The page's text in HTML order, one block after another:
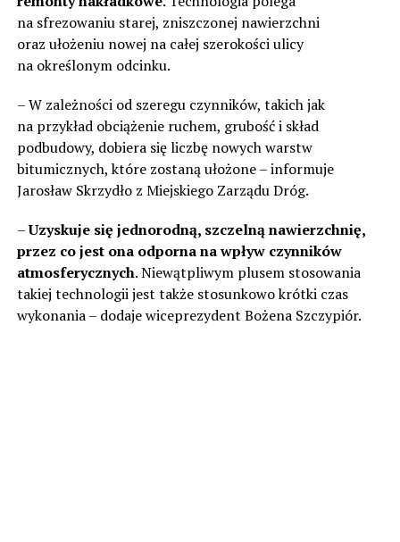
na sfrezowaniu starej, zniszczonej nawierzchni
oraz ułożeniu nowej na całej szerokości ulicy
na określonym odcinku.
– W zależności od szeregu czynników, takich jak
na przykład obciążenie ruchem, grubość i skład
podbudowy, dobiera się liczbę nowych warstw
bitumicznych, które zostaną ułożone – informuje
Jarosław Skrzydło z Miejskiego Zarządu Dróg.
–Uzyskuje się jednorodną, szczelną nawierzchnię,
przez co jest ona odporna na wpływ czynników
atmosferycznych. Niewątpliwym plusem stosowania
takiej technologii jest także stosunkowo krótki czas
wykonania – dodaje wiceprezydent Bożena Szczypiór.